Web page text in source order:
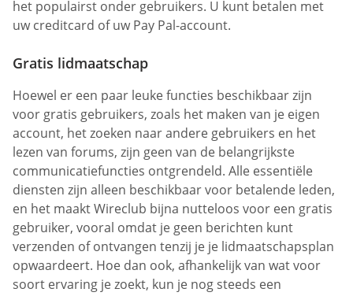
het populairst onder gebruikers. U kunt betalen met
uw creditcard of uw Pay Pal-account.
Gratis lidmaatschap
Hoewel er een paar leuke functies beschikbaar zijn
voor gratis gebruikers, zoals het maken van je eigen
account, het zoeken naar andere gebruikers en het
lezen van forums, zijn geen van de belangrijkste
communicatiefuncties ontgrendeld. Alle essentiële
diensten zijn alleen beschikbaar voor betalende leden,
en het maakt Wireclub bijna nutteloos voor een gratis
gebruiker, vooral omdat je geen berichten kunt
verzenden of ontvangen tenzij je je lidmaatschapsplan
opwaardeert. Hoe dan ook, afhankelijk van wat voor
soort ervaring je zoekt, kun je nog steeds een